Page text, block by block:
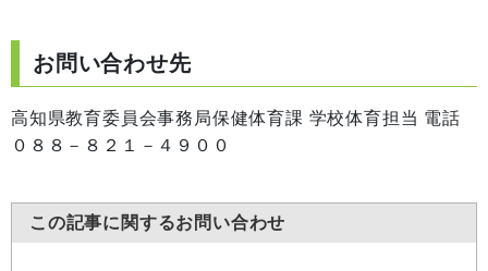
お問い合わせ先
高知県教育委員会事務局保健体育課 学校体育担当 電話
０８８－８２１－４９００
この記事に関するお問い合わせ